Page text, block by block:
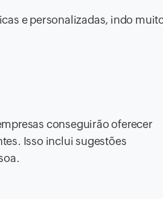
e personalizadas, indo
conseguirão oferecer
Isso inclui sugestões